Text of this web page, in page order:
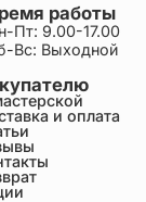
и оплата
работы
Пт: 9.00-17.00
Вс: Выходной